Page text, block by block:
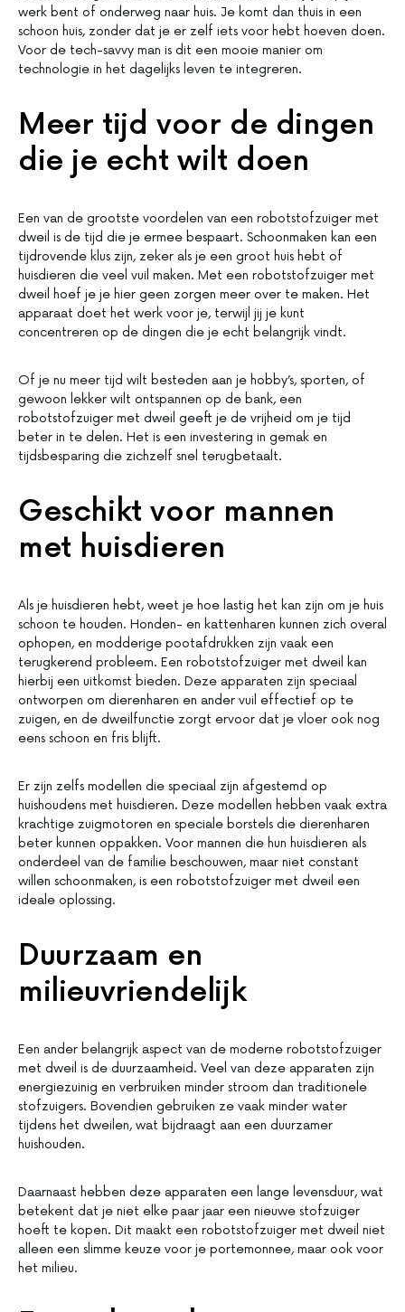
werk bent of onderweg naar huis. Je komt dan thuis in een
schoon huis, zonder dat je er zelf iets voor hebt hoeven doen.
Voor de tech-savvy man is dit een mooie manier om
technologie in het dagelijks leven te integreren.
Meer tijd voor de dingen
die je echt wilt doen
Een van de grootste voordelen van een robotstofzuiger met
dweil is de tijd die je ermee bespaart. Schoonmaken kan een
tijdrovende klus zijn, zeker als je een groot huis hebt of
huisdieren die veel vuil maken. Met een robotstofzuiger met
dweil hoef je je hier geen zorgen meer over te maken. Het
apparaat doet het werk voor je, terwijl jij je kunt
concentreren op de dingen die je echt belangrijk vindt.
Of je nu meer tijd wilt besteden aan je hobby’s, sporten, of
gewoon lekker wilt ontspannen op de bank, een
robotstofzuiger met dweil geeft je de vrijheid om je tijd
beter in te delen. Het is een investering in gemak en
tijdsbesparing die zichzelf snel terugbetaalt.
Geschikt voor mannen
met huisdieren
Als je huisdieren hebt, weet je hoe lastig het kan zijn om je huis
schoon te houden. Honden- en kattenharen kunnen zich overal
ophopen, en modderige pootafdrukken zijn vaak een
terugkerend probleem. Een robotstofzuiger met dweil kan
hierbij een uitkomst bieden. Deze apparaten zijn speciaal
ontworpen om dierenharen en ander vuil effectief op te
zuigen, en de dweilfunctie zorgt ervoor dat je vloer ook nog
eens schoon en fris blijft.
Er zijn zelfs modellen die speciaal zijn afgestemd op
huishoudens met huisdieren. Deze modellen hebben vaak extra
krachtige zuigmotoren en speciale borstels die dierenharen
beter kunnen oppakken. Voor mannen die hun huisdieren als
onderdeel van de familie beschouwen, maar niet constant
willen schoonmaken, is een robotstofzuiger met dweil een
ideale oplossing.
Duurzaam en
milieuvriendelijk
Een ander belangrijk aspect van de moderne robotstofzuiger
met dweil is de duurzaamheid. Veel van deze apparaten zijn
energiezuinig en verbruiken minder stroom dan traditionele
stofzuigers. Bovendien gebruiken ze vaak minder water
tijdens het dweilen, wat bijdraagt aan een duurzamer
huishouden.
Daarnaast hebben deze apparaten een lange levensduur, wat
betekent dat je niet elke paar jaar een nieuwe stofzuiger
hoeft te kopen. Dit maakt een robotstofzuiger met dweil niet
alleen een slimme keuze voor je portemonnee, maar ook voor
het milieu.